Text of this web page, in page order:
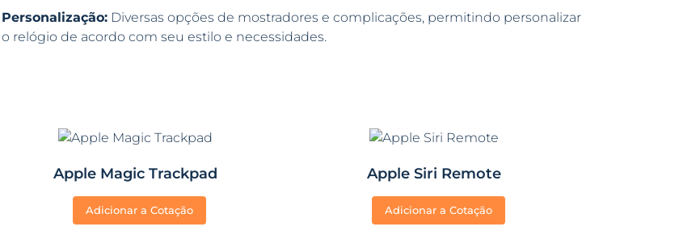
Personalização:Diversas opções de mostradores e complicações, permitindo personalizar
o relógio de acordo com seu estilo e necessidades.
Apple Magic Trackpad
Adicionar a Cotação
Apple Siri Remote
Adicionar a Cotação